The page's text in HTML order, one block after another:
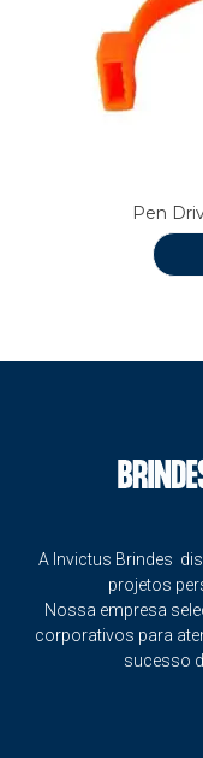
Pen
A Invictus Brindes
projetos
Nossa empresa
corporativos para
sucesso